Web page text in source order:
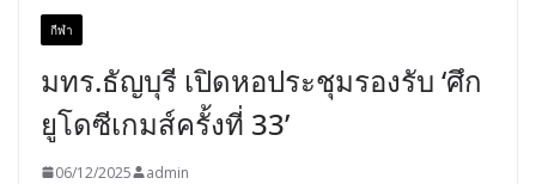
กีฬา
มทร.ธัญบุรี เปิดหอประชุมรองรับ ‘ศึก
ยูโดซีเกมส์ครั้งที่ 33’
06/12/2025 admin